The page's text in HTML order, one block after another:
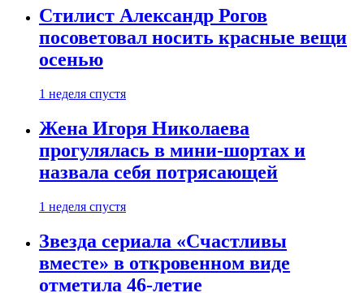
Стилист Александр Рогов
посоветовал носить красные вещи
осенью
1 неделя спустя
Жена Игоря Николаева
прогулялась в мини-шортах и
назвала себя потрясающей
1 неделя спустя
Звезда сериала «Счастливы
вместе» в откровенном виде
отметила 46-летие